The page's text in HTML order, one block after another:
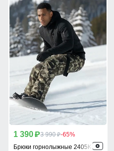
1 390 p3 990 p-65%
Брюки горнолыжные 2405K